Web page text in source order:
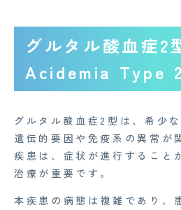
グルタル酸血症
Acidemia Type
グルタル酸血症2型は、希少
遺伝的要因や免疫系の異常が
疾患は、症状が進行すること
治療が重要です。
本疾患の病態は複雑であり、